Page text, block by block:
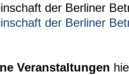
der Berliner
der Berliner
Veranstaltungen